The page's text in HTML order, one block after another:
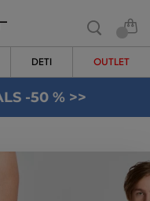
DETI OUTLET
-50 % >>